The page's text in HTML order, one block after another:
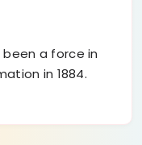
a force in
in 1884.